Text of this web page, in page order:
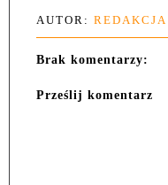
AUTOR: REDAKCJA
Brak komentarzy:
Prześlij komentarz